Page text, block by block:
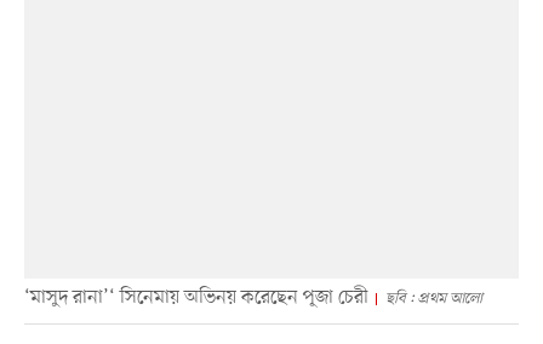
‘মাসুদ রানা’‘ সিনেমায় অভিনয় করেছেন পূজা চেরী ছবি : প্রথম আলো